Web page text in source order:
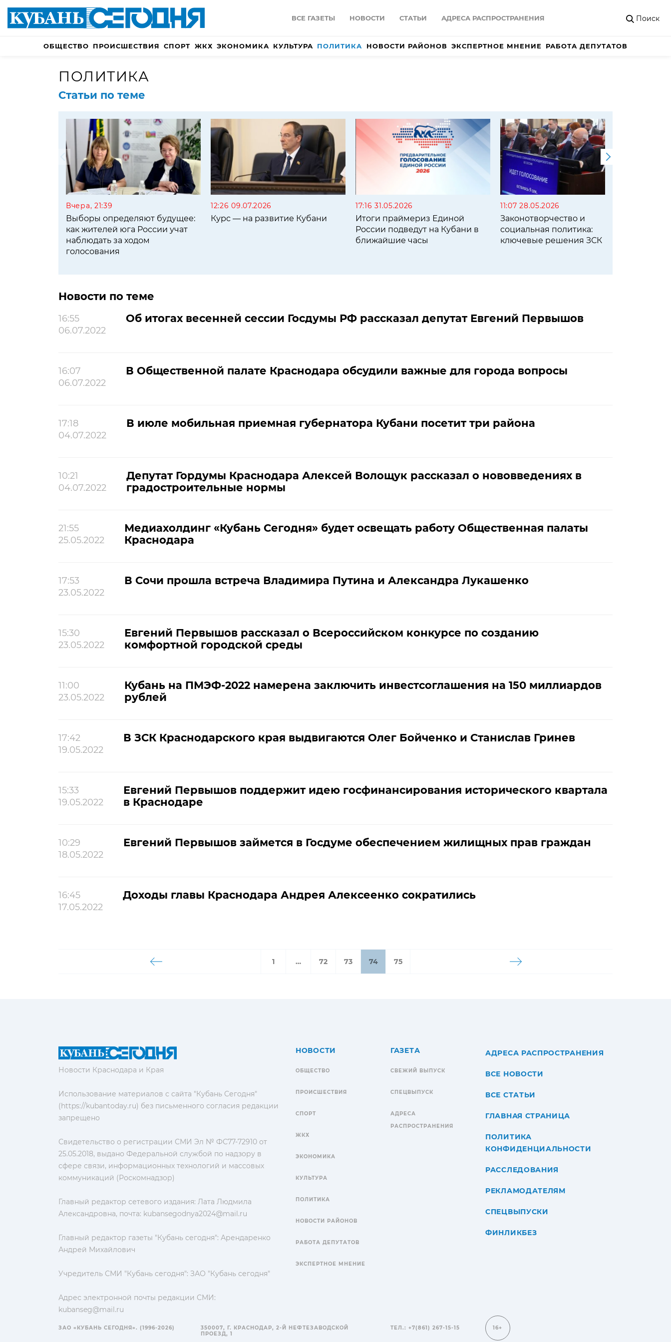
ВСЕ ГАЗЕТЫ НОВОСТИ СТАТЬИ АДРЕСА РАСПРОСТРАНЕНИЯ Поиск
ОБЩЕСТВО ПРОИСШЕСТВИЯ СПОРТ ЖКХ ЭКОНОМИКА КУЛЬТУРА ПОЛИТИКА НОВОСТИ РАЙОНОВ ЭКСПЕРТНОЕ МНЕНИЕ РАБОТА ДЕПУТАТОВ
ПОЛИТИКА
Статьи по теме
Вчера, 21:39
Выборы определяют будущее:
как жителей юга России учат
наблюдать за ходом
голосования
12:26 09.07.2026
Курс — на развитие Кубани
17:16 31.05.2026
Итоги праймериз Единой
России подведут на Кубани в
ближайшие часы
11:07 28.05.2026
Законотворчество и
социальная политика:
ключевые решения ЗСК
Новости по теме
16:55
06.07.2022
Об итогах весенней сессии Госдумы РФ рассказал депутат Евгений Первышов
16:07
06.07.2022
В Общественной палате Краснодара обсудили важные для города вопросы
17:18
04.07.2022
В июле мобильная приемная губернатора Кубани посетит три района
10:21
04.07.2022
Депутат Гордумы Краснодара Алексей Волощук рассказал о нововведениях в
градостроительные нормы
21:55
25.05.2022
Медиахолдинг «Кубань Сегодня» будет освещать работу Общественная палаты
Краснодара
17:53
23.05.2022
В Сочи прошла встреча Владимира Путина и Александра Лукашенко
15:30
23.05.2022
Евгений Первышов рассказал о Всероссийском конкурсе по созданию
комфортной городской среды
11:00
23.05.2022
Кубань на ПМЭФ-2022 намерена заключить инвестсоглашения на 150 миллиардов
рублей
17:42
19.05.2022
В ЗСК Краснодарского края выдвигаются Олег Бойченко и Станислав Гринев
15:33
19.05.2022
Евгений Первышов поддержит идею госфинансирования исторического квартала
в Краснодаре
10:29
18.05.2022
Евгений Первышов займется в Госдуме обеспечением жилищных прав граждан
16:45
17.05.2022
Доходы главы Краснодара Андрея Алексеенко сократились
1 … 72 73 74 75
Новости Краснодара и Края
Использование материалов с сайта "Кубань Сегодня"
(https://kubantoday.ru) без письменного согласия редакции
запрещено
Свидетельство о регистрации СМИ Эл № ФС77-72910 от
25.05.2018, выдано Федеральной службой по надзору в
сфере связи, информационных технологий и массовых
коммуникаций (Роскомнадзор)
Главный редактор сетевого издания: Лата Людмила
Александровна, почта: kubansegodnya2024@mail.ru
Главный редактор газеты "Кубань сегодня": Арендаренко
Андрей Михайлович
Учредитель СМИ "Кубань сегодня": ЗАО "Кубань сегодня"
Адрес электронной почты редакции СМИ:
kubanseg@mail.ru
НОВОСТИ
ОБЩЕСТВО
ПРОИСШЕСТВИЯ
СПОРТ
ЖКХ
ЭКОНОМИКА
КУЛЬТУРА
ПОЛИТИКА
НОВОСТИ РАЙОНОВ
РАБОТА ДЕПУТАТОВ
ЭКСПЕРТНОЕ МНЕНИЕ
ГАЗЕТА
СВЕЖИЙ ВЫПУСК
СПЕЦВЫПУСК
АДРЕСА
РАСПРОСТРАНЕНИЯ
АДРЕСА РАСПРОСТРАНЕНИЯ
ВСЕ НОВОСТИ
ВСЕ СТАТЬИ
ГЛАВНАЯ СТРАНИЦА
ПОЛИТИКА
КОНФИДЕНЦИАЛЬНОСТИ
РАССЛЕДОВАНИЯ
РЕКЛАМОДАТЕЛЯМ
СПЕЦВЫПУСКИ
ФИНЛИКБЕЗ
ЗАО «КУБАНЬ СЕГОДНЯ». (1996-2026)
350007, Г. КРАСНОДАР, 2-Й НЕФТЕЗАВОДСКОЙ
ПРОЕЗД, 1
ТЕЛ.: +7(861) 267-15-15 16+